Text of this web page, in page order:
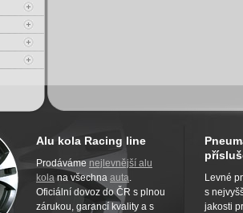
Alu kola Racing line
Prodáváme nejlevnější alu
kola na všechna auta.
Oficiální dovoz do ČR s plnou
zárukou, garancí kvality a s
Levné
s
jakosti